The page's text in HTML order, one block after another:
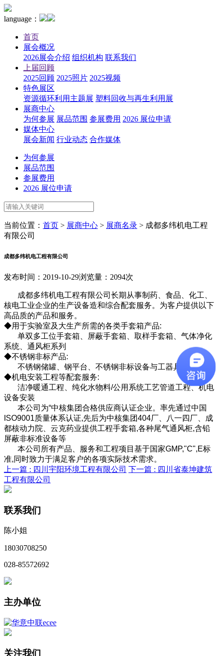
language：
首页
展会概况
2026展会介绍 组织机构 联系我们
上届回顾
2025回顾 2025照片 2025视频
特色展区
资源循环利用主题展 塑料回收与再生利用展
展商中心
为何参展 展品范围 参展费用 2026 展位申请
媒体中心
展会新闻 行业动态 合作媒体
为何参展
展品范围
参展费用
2026 展位申请
当前位置： 首页 > 展商中心 > 展商名录 > 成都多纬机电工程
有限公司
成都多纬机电工程有限公司
发布时间：2019-10-29浏览量：2094次
成都多纬机电工程有限公司长期从事制药、食品、化工、
核电工业企业的生产设备造和综合配套服务。为客户提供以下
高品质的产品和服务。
◆用于实验室及大生产所需的各类手套箱产品:
单双多工位手套箱、屏蔽手套箱、取样手套箱、气体净化
系统、通风柜系列
◆不锈钢非标产品:
不锈钢储罐、钢平台、不锈钢非标设备与工器具
◆机电安装工程等配套服务:
洁净暖通工程、纯化水物料/公用系统工艺管道工程、机电
设备安装
本公司为“中核集团合格供应商认证企业。率先通过中国
ISO9001质量体系认证,先后为中核集团404厂、八一四厂、成
都核动力院、云克药业提供工程手套箱,各种尾气通风柜,含铅
屏蔽非标准设备等
本公司所有产品、服务和工程项目基于国家GMP,"C",E标
准,同时致力于满足客户的各项实际技术需求。
上一篇 : 四川宇阳环境工程有限公司 下一篇 : 四川省泰坤建筑
工程有限公司
联系我们
陈小姐
18030708250
028-85572692
主办单位
关注我们